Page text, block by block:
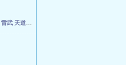
雷武 天道天骄